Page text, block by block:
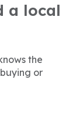
a local
the
or